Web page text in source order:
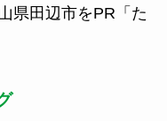
県田辺市をPR「た